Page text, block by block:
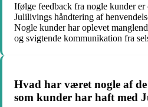
Ifølge feedback fra nogle kunder
Julilivings håndtering af
Nogle kunder har oplevet
og svigtende kommunikation fra
Hvad har været nogle af de
som kunder har haft med